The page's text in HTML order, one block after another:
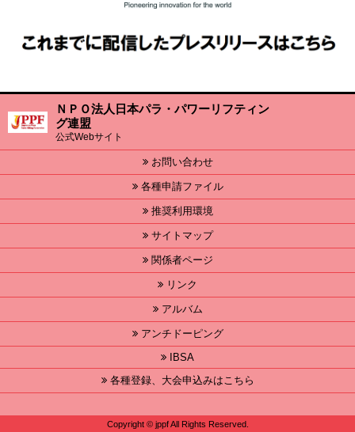
ＮＰＯ法人日本パラ・パワーリフティン
グ連盟
公式Webサイト
お問い合わせ
各種申請ファイル
推奨利用環境
サイトマップ
関係者ページ
リンク
アルバム
アンチドーピング
IBSA
各種登録、大会申込みはこちら
Copyright © jppf All Rights Reserved.